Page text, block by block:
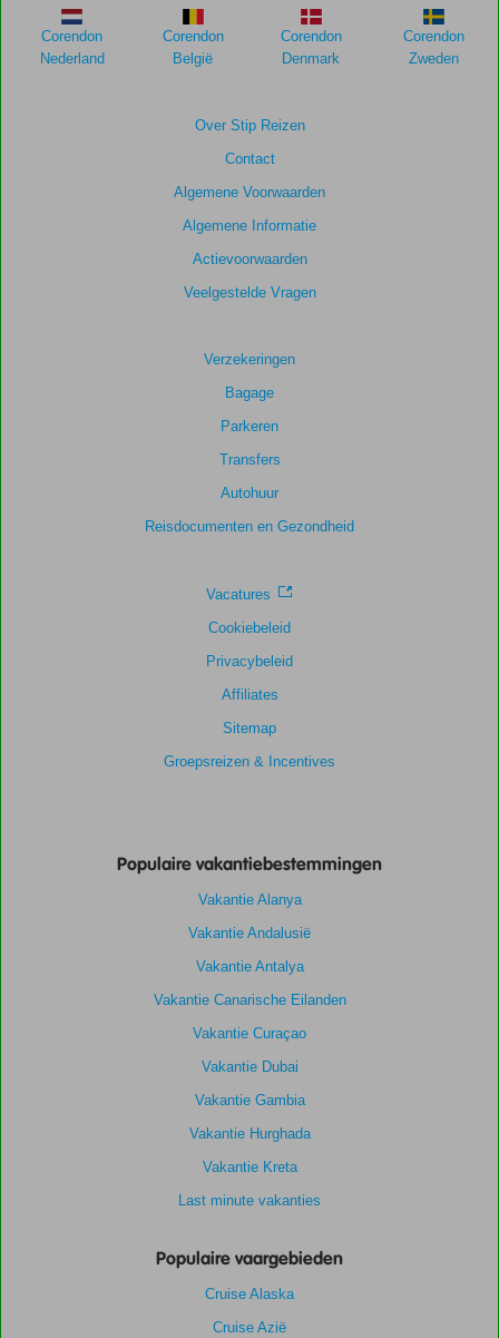
weergegeven
om
de
8,1
Kamers
7,0
Over Stip Reizen
Contact
Algemene Voorwaarden
Algemene Informatie
Actievoorwaarden
Veelgestelde Vragen
Verzekeringen
Bagage
Parkeren
Transfers
Autohuur
Reisdocumenten en Gezondheid
Vacatures
Cookiebeleid
Privacybeleid
Affiliates
Sitemap
Groepsreizen & Incentives
Corendon
Nederland
Corendon
België
Corendon
Denmark
Corendon
Zweden
Populaire vakantiebestemmingen
Vakantie Alanya
Vakantie Andalusië
Vakantie Antalya
Vakantie Canarische Eilanden
Vakantie Curaçao
Vakantie Dubai
Vakantie Gambia
Vakantie Hurghada
Vakantie Kreta
Last minute vakanties
Populaire vaargebieden
Cruise Alaska
Cruise Azië